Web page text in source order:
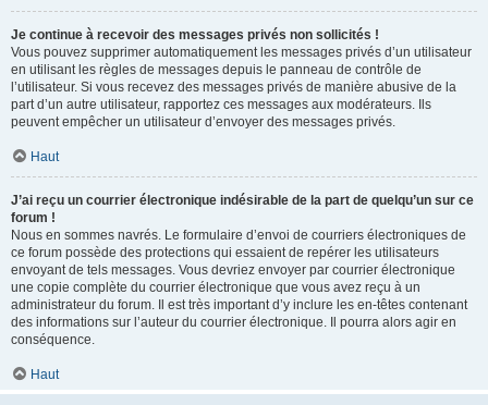
Je continue à recevoir des messages privés non sollicités !
Vous pouvez supprimer automatiquement les messages privés d’un utilisateur
en utilisant les règles de messages depuis le panneau de contrôle de
l’utilisateur. Si vous recevez des messages privés de manière abusive de la
part d’un autre utilisateur, rapportez ces messages aux modérateurs. Ils
peuvent empêcher un utilisateur d’envoyer des messages privés.
Haut
J’ai reçu un courrier électronique indésirable de la part de quelqu’un sur ce
forum !
Nous en sommes navrés. Le formulaire d’envoi de courriers électroniques de
ce forum possède des protections qui essaient de repérer les utilisateurs
envoyant de tels messages. Vous devriez envoyer par courrier électronique
une copie complète du courrier électronique que vous avez reçu à un
administrateur du forum. Il est très important d’y inclure les en-têtes contenant
des informations sur l’auteur du courrier électronique. Il pourra alors agir en
conséquence.
Haut